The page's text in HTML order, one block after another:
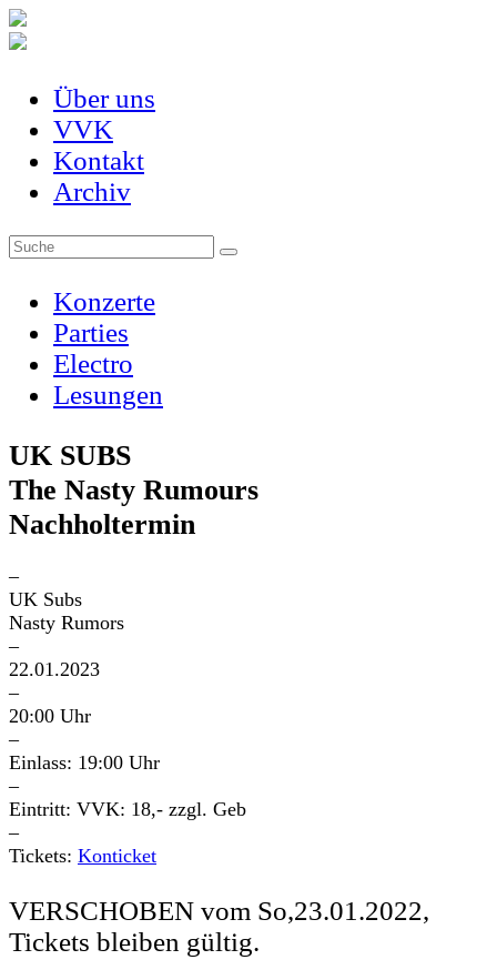
Über uns
VVK
Kontakt
Archiv
Konzerte
Parties
Electro
Lesungen
UK SUBS
The Nasty Rumours
Nachholtermin
–
UK Subs
Nasty Rumors
–
22.01.2023
–
20:00 Uhr
–
Einlass: 19:00 Uhr
–
Eintritt: VVK: 18,- zzgl. Geb
–
Tickets: Konticket
VERSCHOBEN vom So,23.01.2022,
Tickets bleiben gültig.